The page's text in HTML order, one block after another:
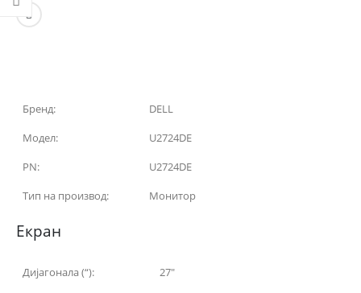
Бренд:
DELL
Модел:
U2724DE
PN:
U2724DE
Тип на производ:
Монитор
Екран
Дијагонала (“):
27″